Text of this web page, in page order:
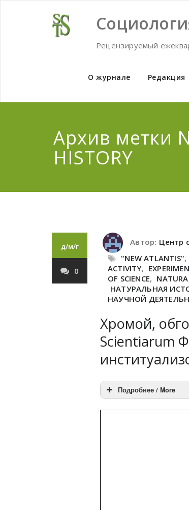
Рецензируемый
О журнале Редакция
Архив метки
HISTORY
д/м/г
0
Автор: Центр
"NEW ATLANTIS",
ACTIVITY,
OF SCIENCE,
НАТУРАЛЬНАЯ
НАУЧНОЙ
Хромой,
Scientiarum
Подробнее / More